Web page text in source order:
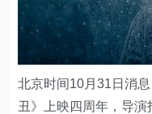
北京时间10月31日消
丑》上映四周年，导演